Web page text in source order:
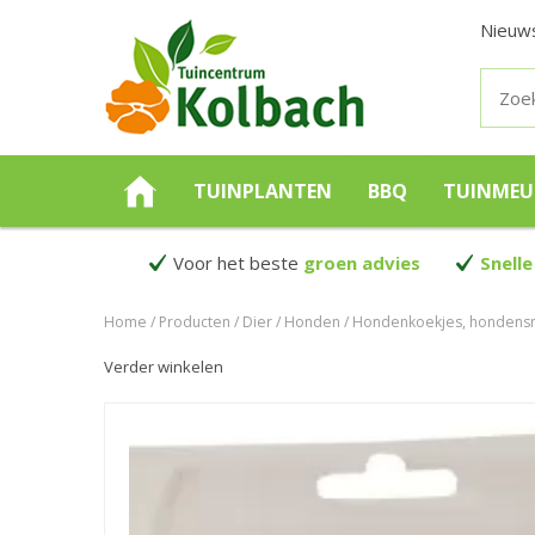
Home Producten Dier Honden Hondenkoekjes,
TUINPLANTEN BBQ
Voor het beste groen advies
Verder winkelen